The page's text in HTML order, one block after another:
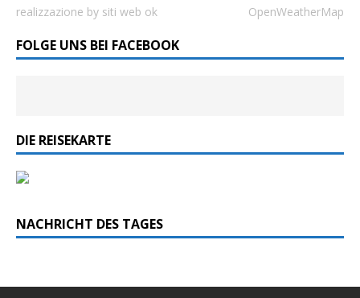
realizzazione by siti web ok OpenWeatherMap
FOLGE UNS BEI FACEBOOK
DIE REISEKARTE
NACHRICHT DES TAGES